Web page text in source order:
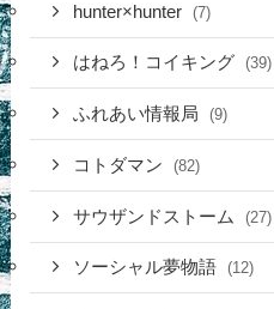
hunter×hunter (7)
はねろ！コイキング (39)
ふれあい情報局 (9)
コトダマン (82)
サウザンドストーム (27)
ソーシャル夢物語 (12)